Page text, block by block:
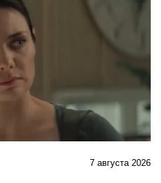
7 августа 2026